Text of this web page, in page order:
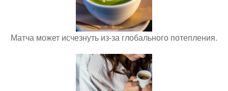
Матча может исчезнуть из-за глобального потепления.